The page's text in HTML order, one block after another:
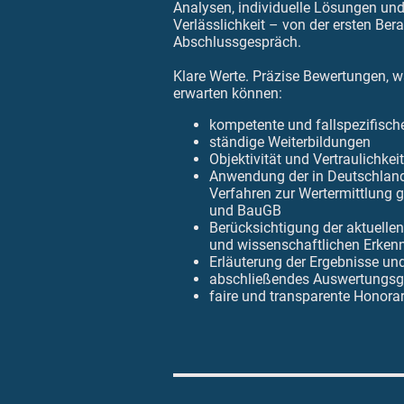
Analysen, individuelle Lösungen
Verlässlichkeit – von der ersten
Abschlussgespräch.
Klare Werte. Präzise Bewertungen,
erwarten können:
kompetente und
ständige Weiterbildungen
Objektivität und Vertraulichkeit
Anwendung der in
Verfahren zur Wertermittlung
und BauGB
Berücksichtigung der
und wissenschaftlichen
Erläuterung der Ergebnisse
abschließendes
faire und transparente